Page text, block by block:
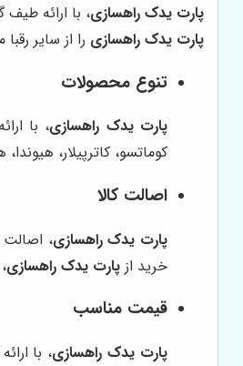
پارت یدک راهسازی، با ارائه
پارت یدک راهسازی را از سایر
تنوع محصولات
پارت یدک راهسازی، با
کوماتسو، کاترپیلار،
اصالت کالا
پارت یدک راهسازی،
خرید از پارت یدک راهسازی
قیمت مناسب
پارت یدک راهسازی، با